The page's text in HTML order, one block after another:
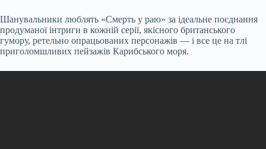
Шанувальники люблять «Смерть у раю» за ідеальне поєднання
продуманої інтриги в кожній серії, якісного британського
гумору, ретельно опрацьованих персонажів — і все це на тлі
приголомшливих пейзажів Карибського моря.